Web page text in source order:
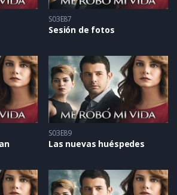
S03E87
Sesión de fotos
S03E89
Las nuevas huéspedes